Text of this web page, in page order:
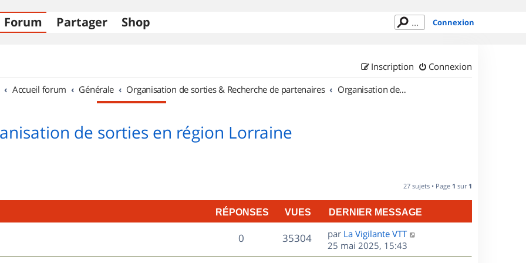
Forum Partager Shop Connexion
Connexion
Inscription
Accueil forum Générale Organisation de sorties & Recherche de partenaires Organisation de sorties en région Lorraine
de sorties en région Lorraine
27 sujets • Page 1 sur 1
RÉPONSES VUES DERNIER MESSAGE
0R
é
35304V
u
D
e
r
par La Vigilante VTT
25 mai 2025, 15:43